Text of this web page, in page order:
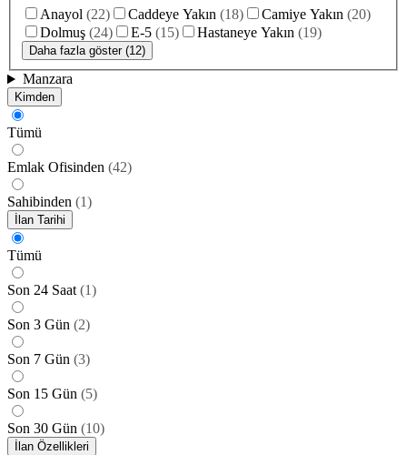
Anayol (22) Caddeye Yakın (18) Camiye Yakın (20)
Dolmuş (24) E-5 (15) Hastaneye Yakın (19)
Daha fazla göster (12)
Manzara
Kimden
Tümü
Emlak Ofisinden (42)
Sahibinden (1)
İlan Tarihi
Tümü
Son 24 Saat (1)
Son 3 Gün (2)
Son 7 Gün (3)
Son 15 Gün (5)
Son 30 Gün (10)
İlan Özellikleri